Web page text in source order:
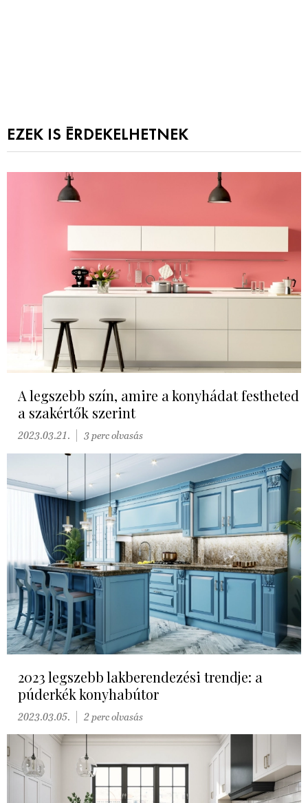
EZEK IS ÉRDEKELHETNEK
A legszebb szín, amire a konyhádat festheted
a szakértők szerint
2023.03.21. 3 perc olvasás
2023 legszebb lakberendezési trendje: a
púderkék konyhabútor
2023.03.05. 2 perc olvasás